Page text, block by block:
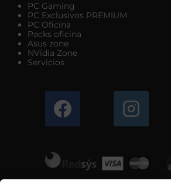
PC Gaming
PC Exclusivos PREMIUM
PC Oficina
Packs oficina
Asus zone
NVidia Zone
Servicios